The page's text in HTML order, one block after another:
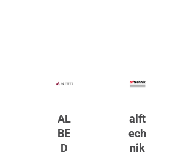
AL
BE
D
alft
ech
nik